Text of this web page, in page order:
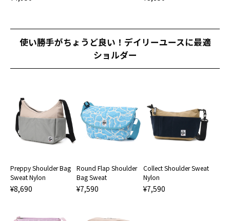
使い勝手がちょうど良い！デイリーユースに最適
ショルダー
Preppy Shoulder Bag
Sweat Nylon
¥8,690
Round Flap Shoulder
Bag Sweat
¥7,590
Collect Shoulder Sweat
Nylon
¥7,590